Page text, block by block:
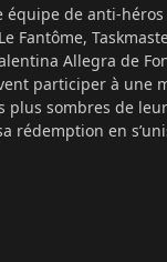
de anti-
Fantôme,
Allegra de
participer à une
plus sombres de
rédemption en